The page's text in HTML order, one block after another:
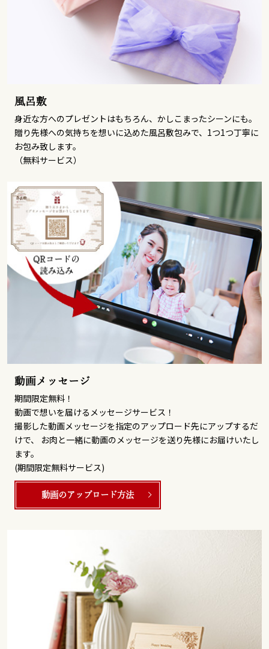
風呂敷
身近な方へのプレゼントはもちろん、かしこまったシーンにも。
贈り先様への気持ちを想いに込めた風呂敷包みで、1つ1つ丁寧に
お包み致します。
（無料サービス）
動画メッセージ
期間限定無料！
動画で想いを届けるメッセージサービス！
撮影した動画メッセージを指定のアップロード先にアップするだ
けで、 お肉と一緒に動画のメッセージを送り先様にお届けいたし
ます。
(期間限定無料サービス)
動画のアップロード方法